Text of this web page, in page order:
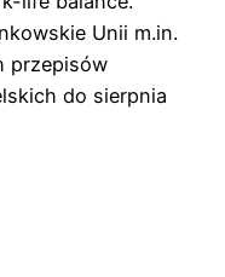
Unii m.in.
przepisów
do sierpnia